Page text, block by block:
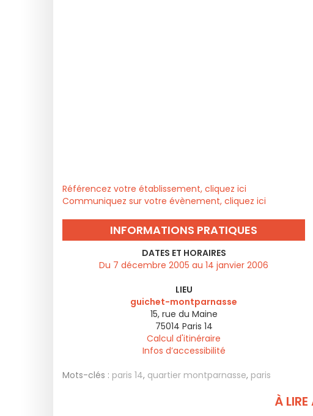
Référencez votre établissement, cliquez ici
Communiquez sur votre évènement, cliquez ici
INFORMATIONS PRATIQUES
DATES ET HORAIRES
Du 7 décembre 2005 au 14 janvier 2006
LIEU
guichet-montparnasse
15, rue du Maine
75014 Paris 14
Calcul d'itinéraire
Infos d’accessibilité
Mots-clés : paris 14, quartier montparnasse, paris
À